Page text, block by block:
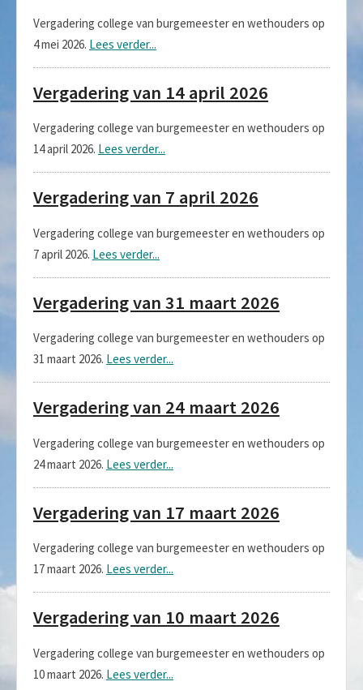
Vergadering college van burgemeester en wethouders op
4 mei 2026. Lees verder...
Vergadering van 14 april 2026
Vergadering college van burgemeester en wethouders op
14 april 2026. Lees verder...
Vergadering van 7 april 2026
Vergadering college van burgemeester en wethouders op
7 april 2026. Lees verder...
Vergadering van 31 maart 2026
Vergadering college van burgemeester en wethouders op
31 maart 2026. Lees verder...
Vergadering van 24 maart 2026
Vergadering college van burgemeester en wethouders op
24 maart 2026. Lees verder...
Vergadering van 17 maart 2026
Vergadering college van burgemeester en wethouders op
17 maart 2026. Lees verder...
Vergadering van 10 maart 2026
Vergadering college van burgemeester en wethouders op
10 maart 2026. Lees verder...